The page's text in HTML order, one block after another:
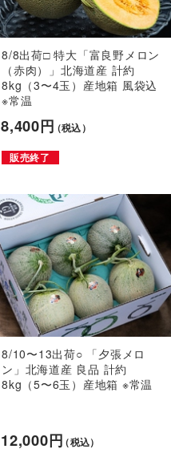
8/8出荷□ 特大「富良野メロン
（赤肉）」北海道産 計約
8kg（3〜4玉）産地箱 風袋込
※常温
8,400円（税込）
販売終了
8/10〜13出荷○ 「夕張メロ
ン」北海道産 良品 計約
8kg（5〜6玉）産地箱 ※常温
12,000円（税込）